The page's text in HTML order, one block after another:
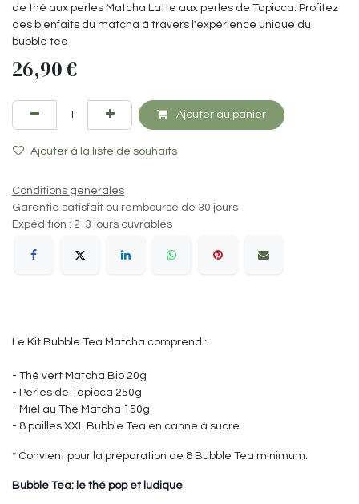
de thé aux perles Matcha Latte aux perles de Tapioca. Profitez
des bienfaits du matcha à travers l'expérience unique du
bubble tea
26,90€
Ajouter au panier
Ajouter à la liste de souhaits
Conditions générales
Garantie satisfait ou remboursé de 30 jours
Expédition : 2-3 jours ouvrables
Le Kit Bubble Tea Matcha comprend :
- Thé vert Matcha Bio 20g
- Perles de Tapioca 250g
- Miel au Thé Matcha 150g
- 8 pailles XXL Bubble Tea en canne à sucre
* Convient pour la préparation de 8 Bubble Tea minimum.
Bubble Tea: le thé pop et ludique